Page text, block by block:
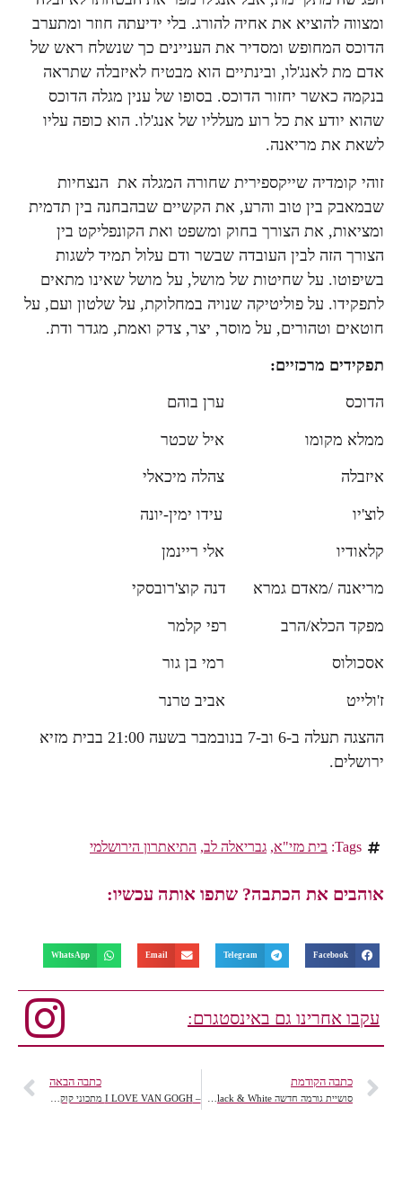
ומצווה להוציא את אחיה להורג. בלי ידיעתה חוזר ומתערב
הדוכס המחופש ומסדיר את העניינים כך שנשלח ראש של
אדם מת לאנג'לו, ובינתיים הוא מבטיח לאיזבלה שתראה
בנקמה כאשר יחזור הדוכס. בסופו של ענין מגלה הדוכס
שהוא יודע את כל רוע מעלליו של אנג'לו. הוא כופה עליו
לשאת את מריאנה.
זוהי קומדיה שייקספירית שחורה המגלה את הנצחיות
שבמאבק בין טוב והרע, את הקשיים שבהבחנה בין תדמית
ומציאות, את הצורך בחוק ומשפט ואת הקונפליקט בין
הצורך הזה לבין העובדה שבשר ודם עלול תמיד לשגות
בשיפוטו. על שחיטות של מושל, על מושל שאינו מתאים
לתפקידו. על פוליטיקה שנויה במחלוקת, על שלטון ועם, על
חוטאים וטהורים, על מוסר, יצר, צדק ואמת, מגדר ודת.
תפקידים מרכזיים:
הדוכס ערן בוהם
ממלא מקומו איל שכטר
איזבלה צהלה מיכאלי
לוצ'יו עידו ימין-יונה
קלאודיו אלי ריינמן
מריאנה /מאדם גמרא דנה קוצ'רובסקי
מפקד הכלא/הרב רפי קלמר
אסכולוס רמי בן גור
ז'ולייט אביב טרנר
ההצגה תעלה ב-6 וב-7 בנובמבר בשעה 21:00 בבית מזיא
ירושלים.
Tags: בית מזי"א, גבריאלה לב, התיאתרון הירושלמי
אוהבים את הכתבה? שתפו אותה עכשיו:
Facebook
Telegram
Email
WhatsApp
עקבו אחרינו גם באינסטגרם:
כתבה הקודמת כתבה הבאה